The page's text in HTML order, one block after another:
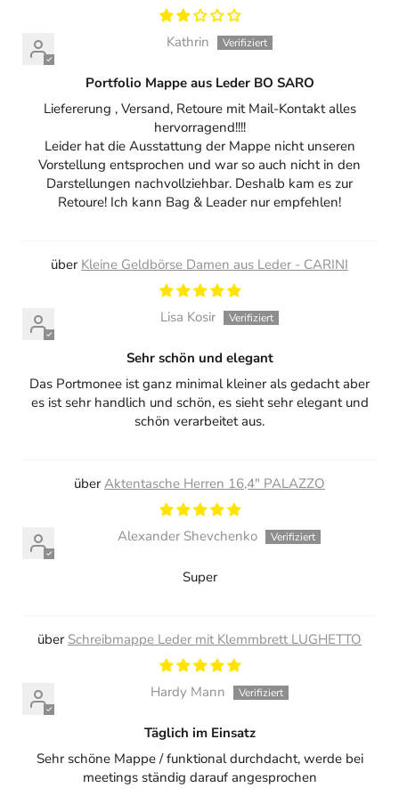
Kathrin
Portfolio Mappe aus Leder BO SARO
Liefererung , Versand, Retoure mit Mail-Kontakt alles
hervorragend!!!!
Leider hat die Ausstattung der Mappe nicht unseren
Vorstellung entsprochen und war so auch nicht in den
Darstellungen nachvollziehbar. Deshalb kam es zur
Retoure! Ich kann Bag & Leader nur empfehlen!
Kleine Geldbörse Damen aus Leder - CARINI
Lisa Kosir
Sehr schön und elegant
Das Portmonee ist ganz minimal kleiner als gedacht aber
es ist sehr handlich und schön, es sieht sehr elegant und
schön verarbeitet aus.
Aktentasche Herren 16,4" PALAZZO
Alexander Shevchenko
Super
Schreibmappe Leder mit Klemmbrett LUGHETTO
Hardy Mann
Täglich im Einsatz
Sehr schöne Mappe / funktional durchdacht, werde bei
meetings ständig darauf angesprochen